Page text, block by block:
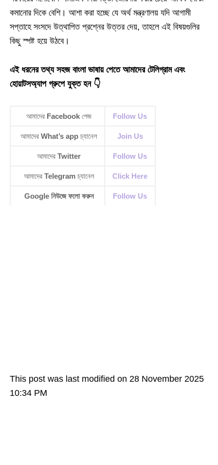
কমানোর দিকে বেশি। আশা করা হচ্ছে যে অর্থ মন্ত্রণালয় যদি আগামী
সপ্তাহে সংসদে উত্থাপিত প্রশ্নের উত্তর দেয়, তাহলে এই বিষয়গুলির
কিছু স্পষ্ট হয়ে উঠবে।
এই ধরনের তথ্য সহজ বাংলা ভাষায় পেতে আমাদের টেলিগ্রাম এবং
হোয়াটসঅ্যাপ গ্রুপে যুক্ত হন 👇
আমাদের Facebook পেজ Follow Us
আমাদের What’s appচ্যানেল Join Us
আমাদের Twitter Follow Us
আমাদের Telegramচ্যানেল Click Here
Google নিউজে ফলো করুন Follow Us
This post was last modified on 28 November 2025
10:34 PM